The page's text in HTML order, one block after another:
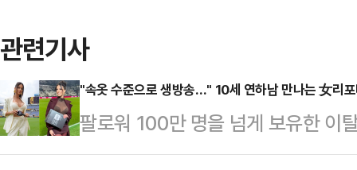
관련기사
"속옷 수준으로 생방송…" 10세 연하남 만나는 女리
팔로워 100만 명을 넘게 보유한 이
나의 과한 노출 의상이 화제의 중